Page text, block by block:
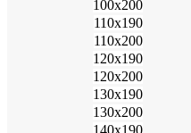
100х200
110х190
110х200
120х190
120х200
130х190
130х200
140х190